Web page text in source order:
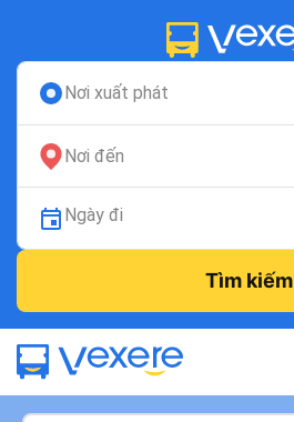
Nơi xuất phát
Nơi đến
Ngày đi
Tìm kiếm